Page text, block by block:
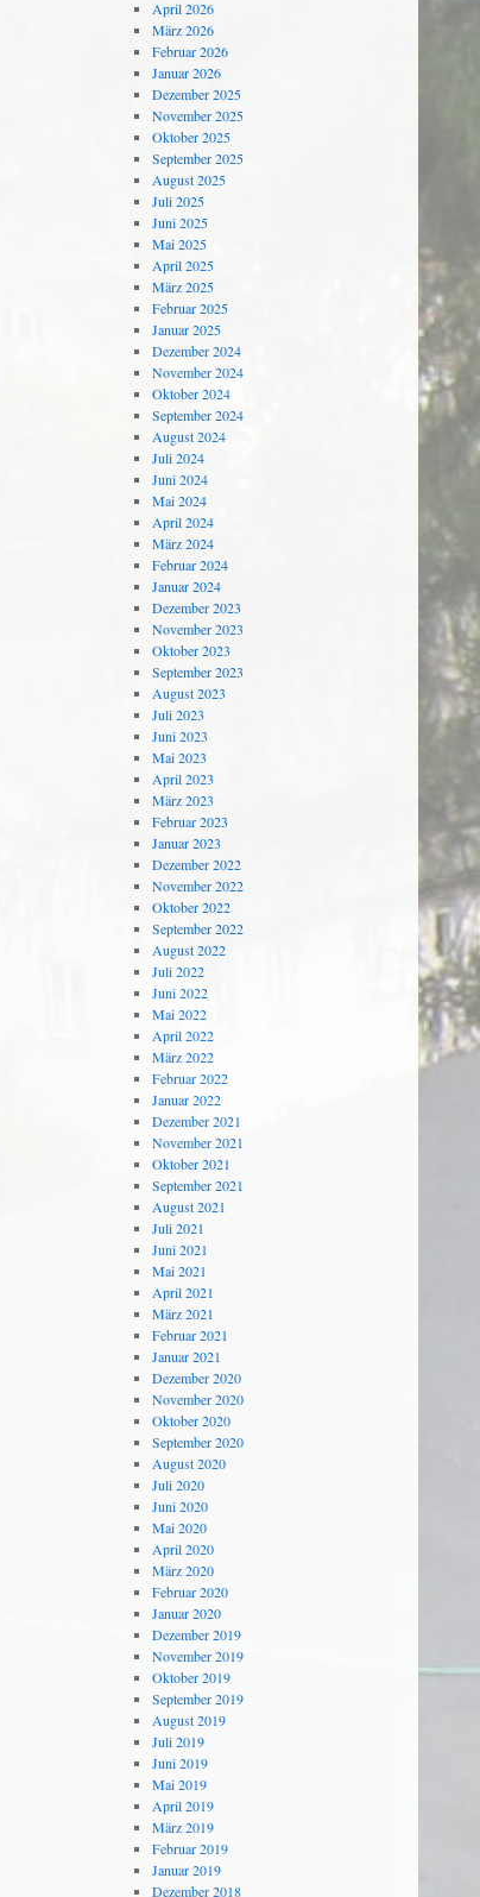
April 2026
März 2026
Februar 2026
Januar 2026
Dezember 2025
November 2025
Oktober 2025
September 2025
August 2025
Juli 2025
Juni 2025
Mai 2025
April 2025
März 2025
Februar 2025
Januar 2025
Dezember 2024
November 2024
Oktober 2024
September 2024
August 2024
Juli 2024
Juni 2024
Mai 2024
April 2024
März 2024
Februar 2024
Januar 2024
Dezember 2023
November 2023
Oktober 2023
September 2023
August 2023
Juli 2023
Juni 2023
Mai 2023
April 2023
März 2023
Februar 2023
Januar 2023
Dezember 2022
November 2022
Oktober 2022
September 2022
August 2022
Juli 2022
Juni 2022
Mai 2022
April 2022
März 2022
Februar 2022
Januar 2022
Dezember 2021
November 2021
Oktober 2021
September 2021
August 2021
Juli 2021
Juni 2021
Mai 2021
April 2021
März 2021
Februar 2021
Januar 2021
Dezember 2020
November 2020
Oktober 2020
September 2020
August 2020
Juli 2020
Juni 2020
Mai 2020
April 2020
März 2020
Februar 2020
Januar 2020
Dezember 2019
November 2019
Oktober 2019
September 2019
August 2019
Juli 2019
Juni 2019
Mai 2019
April 2019
März 2019
Februar 2019
Januar 2019
Dezember 2018